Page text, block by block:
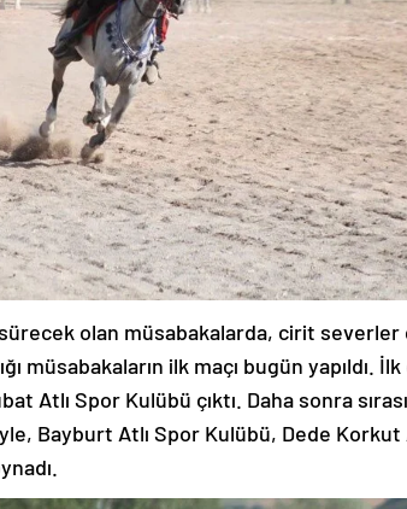
sürecek olan müsabakalarda, cirit
müsabakaların ilk maçı bugün yapıldı.
Atlı Spor Kulübü çıktı. Daha sonra
Bayburt Atlı Spor Kulübü, Dede Korkut